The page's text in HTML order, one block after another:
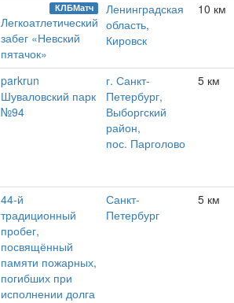
КЛБМатч
Легкоатлетический
забег «Невский
пятачок»
Ленинградская
область,
Кировск
10 км
parkrun
Шуваловский парк
№94
г. Санкт-
Петербург,
Выборгский
район,
пос. Парголово
5 км
44-й
традиционный
пробег,
посвящённый
памяти пожарных,
погибших при
исполнении долга
Санкт-
Петербург
5 км